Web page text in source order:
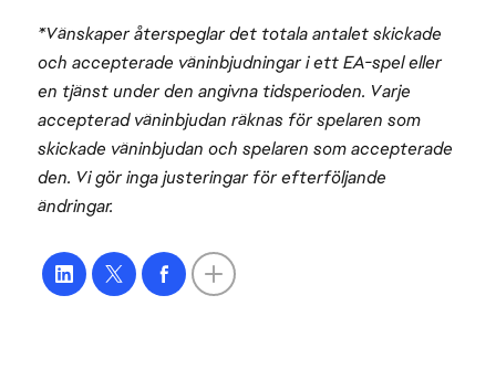
*Vänskaper återspeglar det totala antalet skickade
och accepterade väninbjudningar i ett EA-spel eller
en tjänst under den angivna tidsperioden. Varje
accepterad väninbjudan räknas för spelaren som
skickade väninbjudan och spelaren som accepterade
den. Vi gör inga justeringar för efterföljande
ändringar.